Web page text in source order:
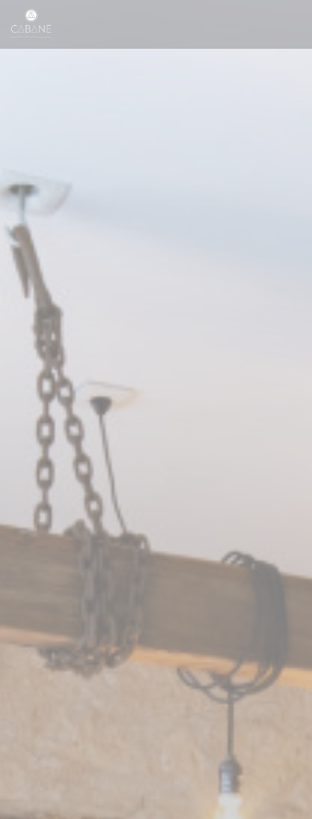
Painel de Gerenciamento de Cookies